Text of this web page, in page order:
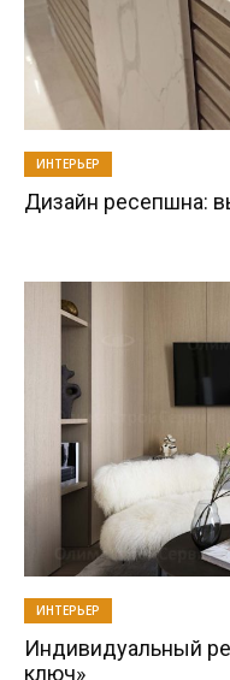
ИНТЕРЬЕР
Дизайн ресепшна:
ИНТЕРЬЕР
Индивидуальный
ключ»